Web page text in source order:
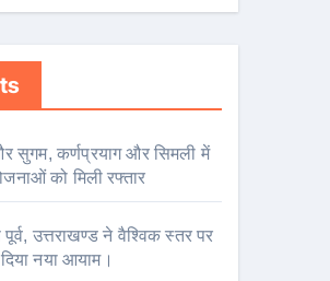
सुगम, कर्णप्रयाग और सिमली में
को मिली रफ्तार
उत्तराखण्ड ने वैश्विक स्तर पर
नया आयाम।